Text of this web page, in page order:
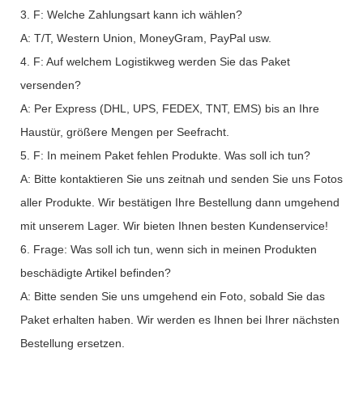
3. F: Welche Zahlungsart kann ich wählen?
A: T/T, Western Union, MoneyGram, PayPal usw.
4. F: Auf welchem ​​Logistikweg werden Sie das Paket
versenden?
A: Per Express (DHL, UPS, FEDEX, TNT, EMS) bis an Ihre
Haustür, größere Mengen per Seefracht.
5. F: In meinem Paket fehlen Produkte. Was soll ich tun?
A: Bitte kontaktieren Sie uns zeitnah und senden Sie uns Fotos
aller Produkte. Wir bestätigen Ihre Bestellung dann umgehend
mit unserem Lager. Wir bieten Ihnen besten Kundenservice!
6. Frage: Was soll ich tun, wenn sich in meinen Produkten
beschädigte Artikel befinden?
A: Bitte senden Sie uns umgehend ein Foto, sobald Sie das
Paket erhalten haben. Wir werden es Ihnen bei Ihrer nächsten
Bestellung ersetzen.